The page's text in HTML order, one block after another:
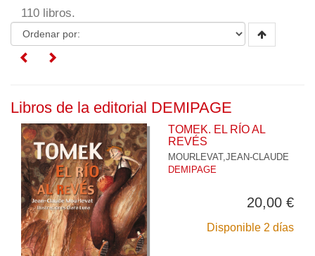
110 libros.
Libros de la editorial DEMIPAGE
TOMEK. EL RÍO AL
REVÉS
MOURLEVAT,JEAN-CLAUDE
DEMIPAGE
20,00 €
Disponible 2 días